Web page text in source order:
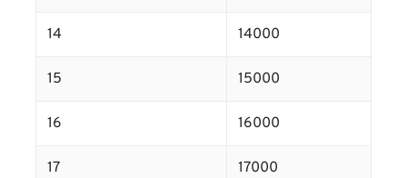
14 14000
15 15000
16 16000
17 17000